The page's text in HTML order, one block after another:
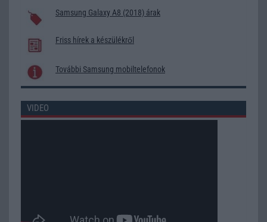
Samsung Galaxy A8 (2018) árak
Friss hírek a készülékről
További Samsung mobiltelefonok
VIDEO